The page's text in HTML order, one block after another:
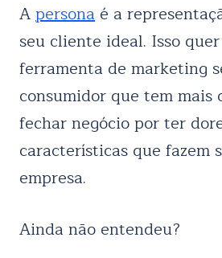
Apersonaé a
seu cliente ideal. Isso
ferramenta de marketing
consumidor que tem mais
fechar negócio por ter
características que fazem
empresa.
Ainda não entendeu?